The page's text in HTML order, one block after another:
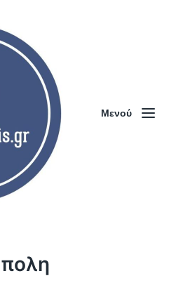
Μενού